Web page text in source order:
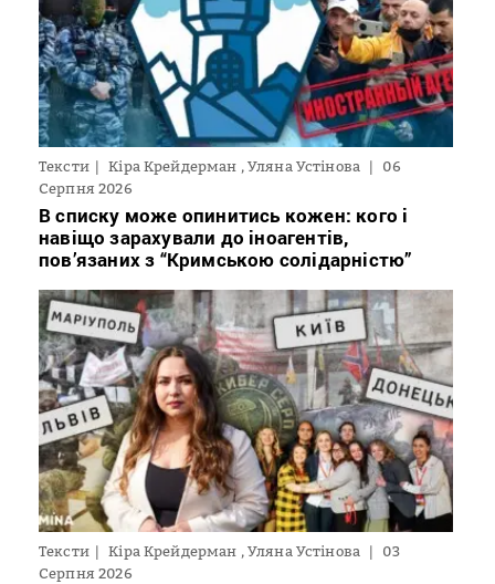
Тексти Кіра Крейдерман , Уляна Устінова
06
Серпня 2026
В списку може опинитись кожен: кого і
навіщо зарахували до іноагентів,
пов’язаних з “Кримською солідарністю”
Тексти Кіра Крейдерман , Уляна Устінова
03
Серпня 2026